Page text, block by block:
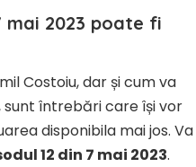
mai 2023 poate fi
Costoiu, dar și cum va
sunt întrebări care își vor
disponibila mai jos. Va
12 din 7 mai 2023.